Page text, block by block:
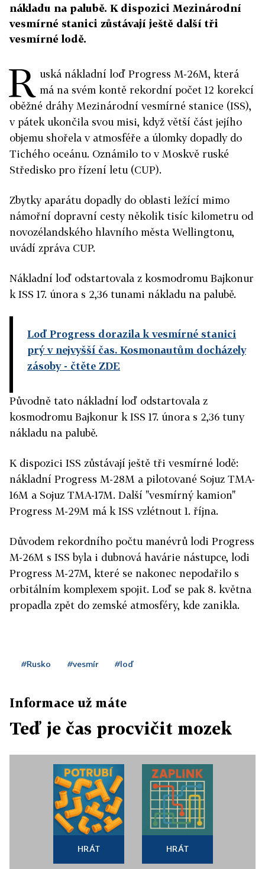
nákladu na palubě. K dispozici Mezinárodní
vesmírné stanici zůstávají ještě další tři
vesmírné lodě.
R uská nákladní loď Progress M-26M, která
má na svém kontě rekordní počet 12 korekcí
oběžné dráhy Mezinárodní vesmírné stanice (ISS),
v pátek ukončila svou misi, když větší část jejího
objemu shořela v atmosféře a úlomky dopadly do
Tichého oceánu. Oznámilo to v Moskvě ruské
Středisko pro řízení letu (CUP).
Zbytky aparátu dopadly do oblasti ležící mimo
námořní dopravní cesty několik tisíc kilometru od
novozélandského hlavního města Wellingtonu,
uvádí zpráva CUP.
Nákladní loď odstartovala z kosmodromu Bajkonur
k ISS 17. února s 2,36 tunami nákladu na palubě.
Loď Progress dorazila k vesmírné stanici
prý v nejvyšší čas. Kosmonautům docházely
zásoby- čtěte ZDE
Původně tato nákladní loď odstartovala z
kosmodromu Bajkonur k ISS 17. února s 2,36 tuny
nákladu na palubě.
K dispozici ISS zůstávají ještě tři vesmírné lodě:
nákladní Progress M-28M a pilotované Sojuz TMA-
16M a Sojuz TMA-17M. Další "vesmírný kamion"
Progress M-29M má k ISS vzlétnout 1. října.
Důvodem rekordního počtu manévrů lodi Progress
M-26M s ISS byla i dubnová havárie nástupce, lodi
Progress M-27M, které se nakonec nepodařilo s
orbitálním komplexem spojit. Loď se pak 8. května
propadla zpět do zemské atmosféry, kde zanikla.
#Rusko #vesmír #loď
Informace už máte
Teď je čas procvičit mozek
HRÁT HRÁT